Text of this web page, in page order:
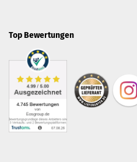
Top Bewertungen